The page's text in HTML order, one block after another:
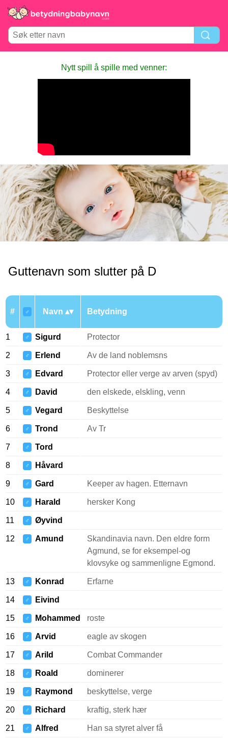
Nytt spill å spille med venner:
Guttenavn som slutter på D
# ♂ Navn Betydning
1 ♂ Sigurd Protector
2 ♂ Erlend Av de land noblemsns
3 ♂ Edvard Protector eller verge av arven (spyd)
4 ♂ David den elskede, elskling, venn
5 ♂ Vegard Beskyttelse
6 ♂ Trond Av Tr
7 ♂ Tord
8 ♂ Håvard
9 ♂ Gard Keeper av hagen. Etternavn
10 ♂ Harald hersker Kong
11 ♂ Øyvind
12 ♂ Amund
Skandinavia navn. Den eldre form
Agmund, se for eksempel-og
klovsyke og sammenligne Egmond.
13 ♂ Konrad Erfarne
14 ♂ Eivind
15 ♂ Mohammed roste
16 ♂ Arvid eagle av skogen
17 ♂ Arild Combat Commander
18 ♂ Roald dominerer
19 ♂ Raymond beskyttelse, verge
20 ♂ Richard kraftig, sterk hær
21 ♂ Alfred Han sa styret alver få